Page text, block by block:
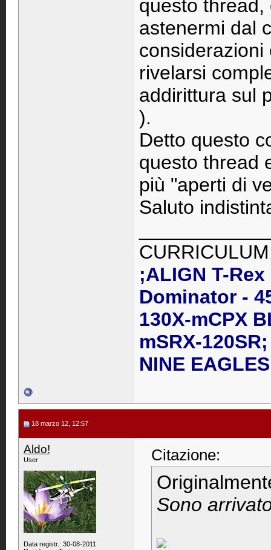
questo
astenermi dal
rivelarsi
addirittura sul
).
Detto questo
questo thread
più "aperti di
Saluto
;ALIGN T-Rex
Dominator -
130X-mCPX
mSRX-
NINE
18 marzo 12, 12:57
Aldo!
User
Data registr.: 30-08-2011
Citazione:
Sono